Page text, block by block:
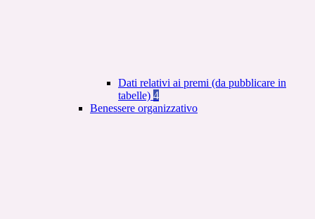
Dati relativi ai premi (da pubblicare in
tabelle) 4
Benessere organizzativo